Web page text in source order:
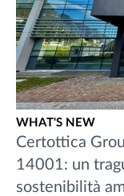
WHAT'S NEW
Certottica
14001: un
sostenibilità